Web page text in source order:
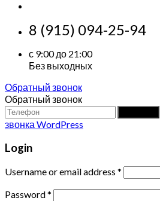
8 (915) 094-25-94
с 9:00 до 21:00
Без выходных
Обратный звонок
Обратный звонок
звонка WordPress
Login
Username or email address *
Password*